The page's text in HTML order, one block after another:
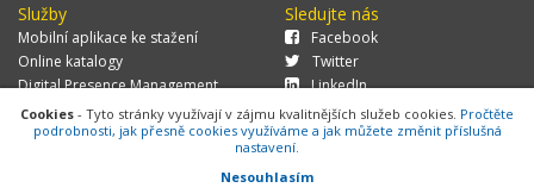
Služby
Mobilní aplikace ke stažení
Online katalogy
Digital Presence Management
Více zákazníků
Sledujte nás
Facebook
Twitter
LinkedIn
© 2026 MEDIATEL CZ, s.r.o.,Za Potokem 46/4, 106 00 Praha 10, tel.:
Cookies - Tyto stránky využívají v zájmu kvalitnějších služeb cookies. Pročtěte
podrobnosti, jak přesně cookies využíváme a jak můžete změnit příslušná
nastavení.
Nesouhlasím